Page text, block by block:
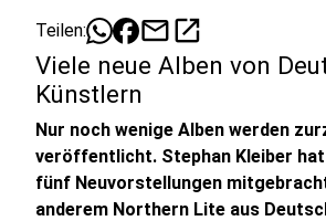
Teilen: mailopen_in_new
Viele neue Alben von
Künstlern
Nur noch wenige Alben werden
veröffentlicht. Stephan Kleiber
fünf Neuvorstellungen
anderem Northern Lite aus